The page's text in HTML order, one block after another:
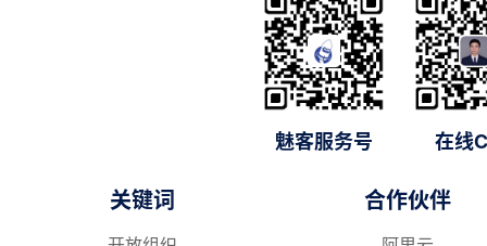
魅客服务号 在线
关键词 合作伙伴